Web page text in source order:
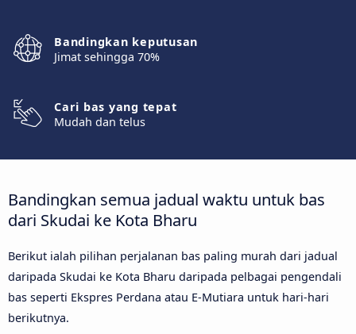
Bandingkan keputusan
Jimat sehingga 70%
Cari bas yang tepat
Mudah dan telus
Bandingkan semua jadual waktu untuk bas
dari Skudai ke Kota Bharu
Berikut ialah pilihan perjalanan bas paling murah dari jadual
daripada Skudai ke Kota Bharu daripada pelbagai pengendali
bas seperti Ekspres Perdana atau E-Mutiara untuk hari-hari
berikutnya.